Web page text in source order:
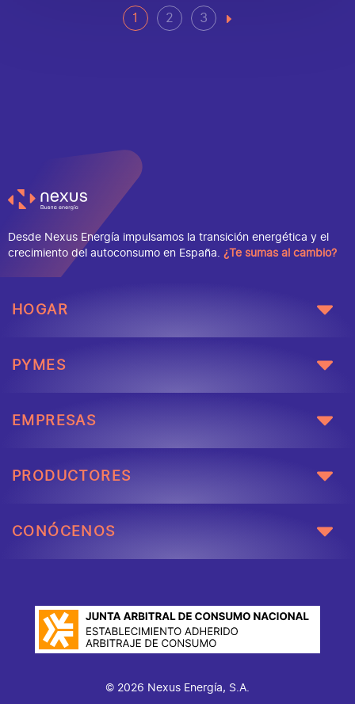
1 2 3
Desde Nexus Energía impulsamos la transición energética y el
crecimiento del autoconsumo en España. ¿Te sumas al cambio?
HOGAR
PYMES
EMPRESAS
PRODUCTORES
CONÓCENOS
© 2026 Nexus Energía, S.A.